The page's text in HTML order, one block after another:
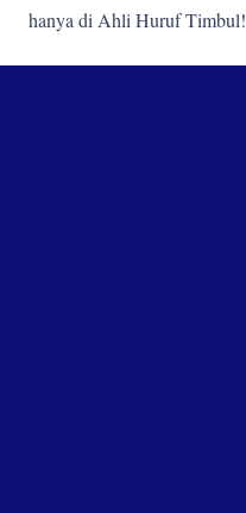
hanya di Ahli Huruf Timbul!